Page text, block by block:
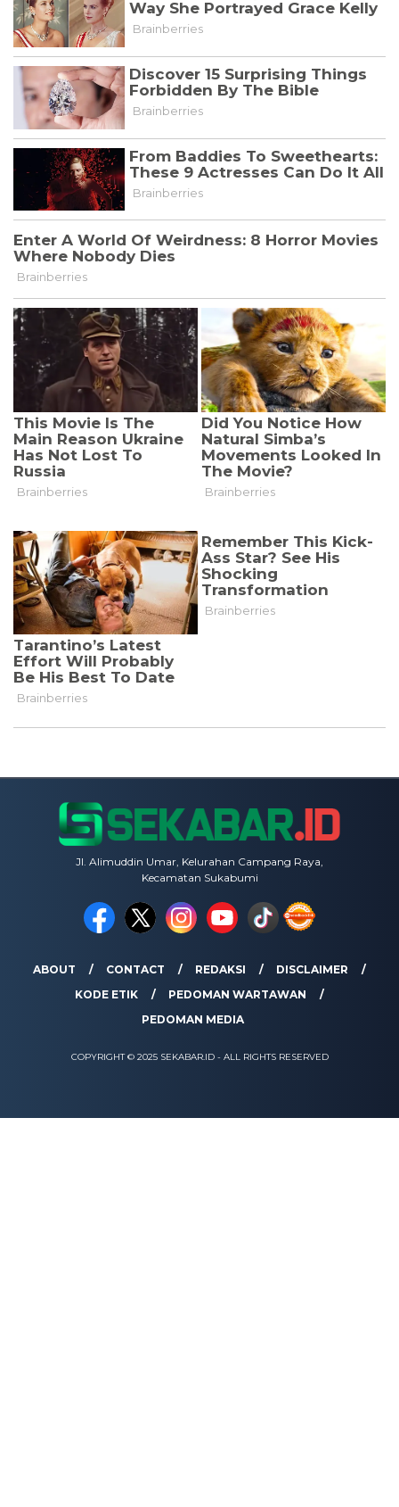
Jl. Alimuddin Umar, Kelurahan Campang Raya,
Kecamatan Sukabumi
ABOUT CONTACT REDAKSI
DISCLAIMER
KODE ETIK
PEDOMAN WARTAWAN
PEDOMAN MEDIA
COPYRIGHT © 2025 SEKABAR.ID - ALL RIGHTS RESERVED